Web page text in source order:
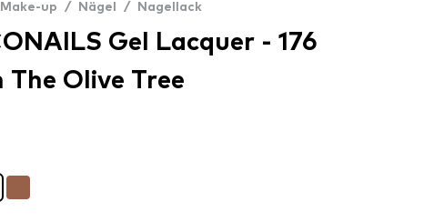
Make-up / Nägel / Nagellack
Gel Lacquer - 176
Olive Tree